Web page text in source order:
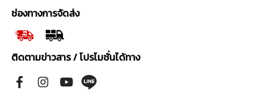
ช่องทางการจัดส่ง
ติดตามข่าวสาร / โปรโมชั่นได้ทาง